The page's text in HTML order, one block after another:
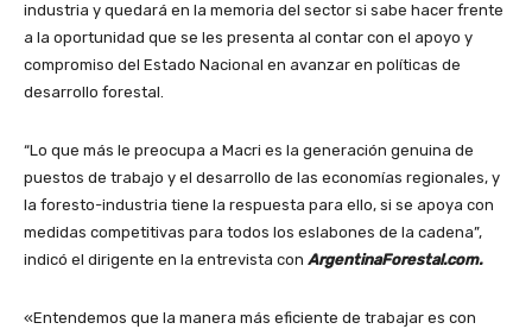
industria y quedará en la memoria del sector si sabe hacer frente
a la oportunidad que se les presenta al contar con el apoyo y
compromiso del Estado Nacional en avanzar en políticas de
desarrollo forestal.
“Lo que más le preocupa a Macri es la generación genuina de
puestos de trabajo y el desarrollo de las economías regionales, y
la foresto-industria tiene la respuesta para ello, si se apoya con
medidas competitivas para todos los eslabones de la cadena”,
indicó el dirigente en la entrevista con ArgentinaForestal.com.
«Entendemos que la manera más eficiente de trabajar es con